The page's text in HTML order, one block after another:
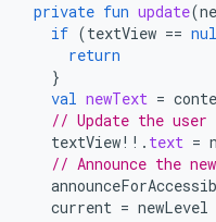
private fun update(
if (textView ==
return
}
val newText =
// Update the user
textView!! . text =
// Announce the
current = newLevel